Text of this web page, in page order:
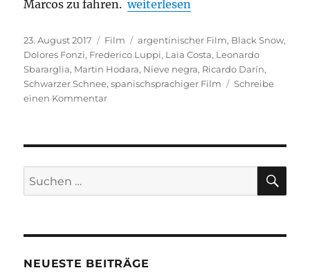
Marcos zu fahren.„Schwarzer Schnee (Nieve
weiterlesen
Veröffentlicht
am
23. August 2017 Kategorien
Film Schlagwörter
argentinischer Film, Black Snow,
Dolores Fonzi, Frederico Luppi, Laia Costa, Leonardo
Sbararglia, Martin Hodara, Nieve negra, Ricardo Darín,
Schwarzer Schnee,spanischsprachiger Film
Schreibe
einen Kommentarzu
Suchen
nach:
NEUESTE BEITRÄGE